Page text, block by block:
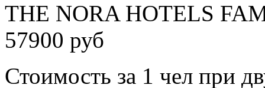
THE NORA HOTELS
57900 руб
Стоимость за 1 чел при